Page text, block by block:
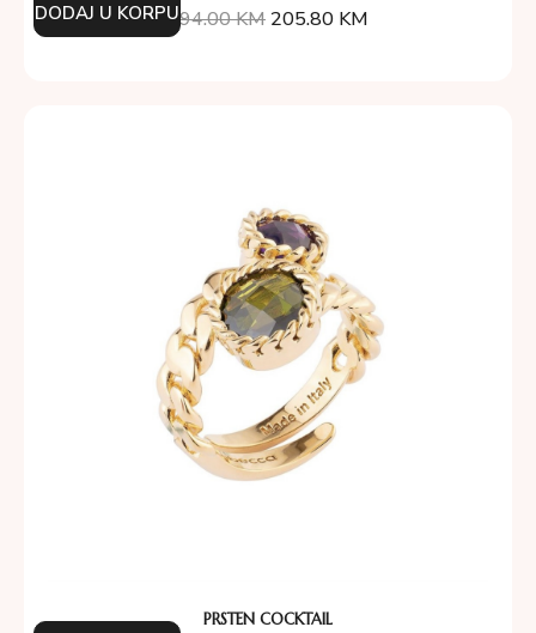
294.00KM 205.80 KM
DODAJ U KORPU
PRSTEN COCKTAIL